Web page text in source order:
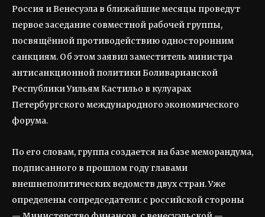
Россия и Венесуэла в ближайшие месяцы проведут
первое заседание совместной рабочей группы,
посвящённой противодействию односторонним
санкциям. Об этом заявил заместитель министра
антисанкционной политики Боливарианской
Республики Уильям Кастильо в кулуарах
Петербургского международного экономического
форума.
По его словам, группа создается на базе меморандума,
подписанного в прошлом году главами
внешнеполитических ведомств двух стран. Уже
определены сопредседатели: с российской стороны